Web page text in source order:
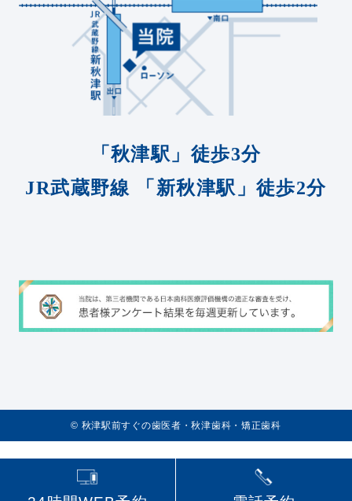
「秋津駅」徒歩3分
JR武蔵野線
「新秋津駅」徒歩2分
©️ 秋津駅前すぐの歯医者・秋津歯科・矯正歯科